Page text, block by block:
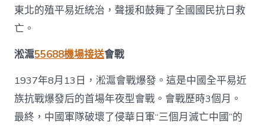
東北的殖平易近統治，聲援和鼓舞了全國國民抗日救
亡。
淞滬55688機場接送會戰
1937年8月13日，淞滬會戰爆發。這是中國全平易近
族抗戰爆發后的首場年夜型會戰。會戰歷時3個月。
最終，中國軍隊破壞了侵華日軍“三個月滅亡中國”的